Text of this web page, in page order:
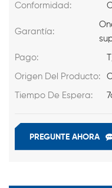
Conformidad:
Garantía:
Pago:
Origen Del Producto:
Tiempo De Espera:
PREGUNTE AHORA